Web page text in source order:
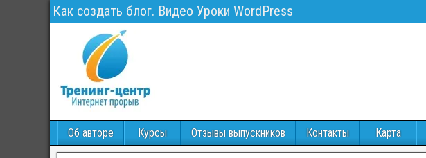
Как создать блог. Видео Уроки WordPress
Об авторе Курсы Отзывы выпускников Контакты Карта